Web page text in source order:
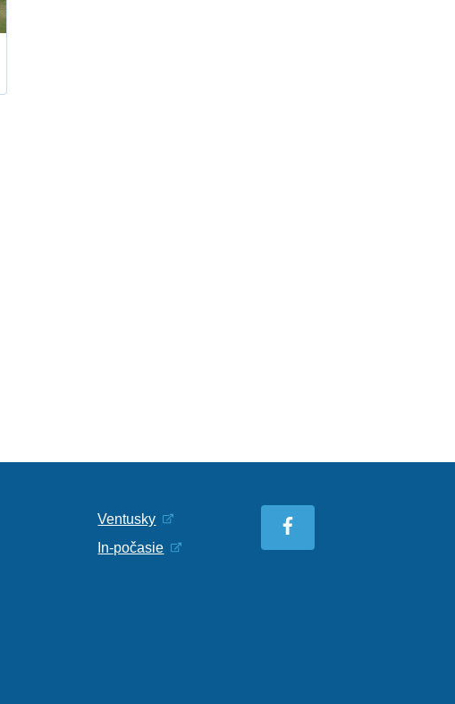
Ventusky
In-počasie